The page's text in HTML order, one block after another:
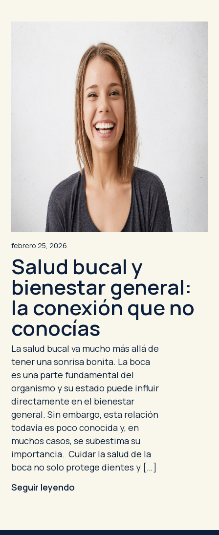
febrero 25, 2026
Salud bucal y
bienestar general:
la conexión que no
conocías
La salud bucal va mucho más allá de
tener una sonrisa bonita. La boca
es una parte fundamental del
organismo y su estado puede influir
directamente en el bienestar
general. Sin embargo, esta relación
todavía es poco conocida y, en
muchos casos, se subestima su
importancia. Cuidar la salud de la
boca no solo protege dientes y […]
Seguir leyendo